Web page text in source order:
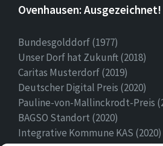
Ovenhausen: Ausgezeichnet!
Bundesgolddorf (1977)
Unser Dorf hat Zukunft (2018)
Caritas Musterdorf (2019)
Deutscher Digital Preis (2020)
Pauline-von-Mallinckrodt-Preis
BAGSO Standort (2020)
Integrative Kommune KAS (2020)